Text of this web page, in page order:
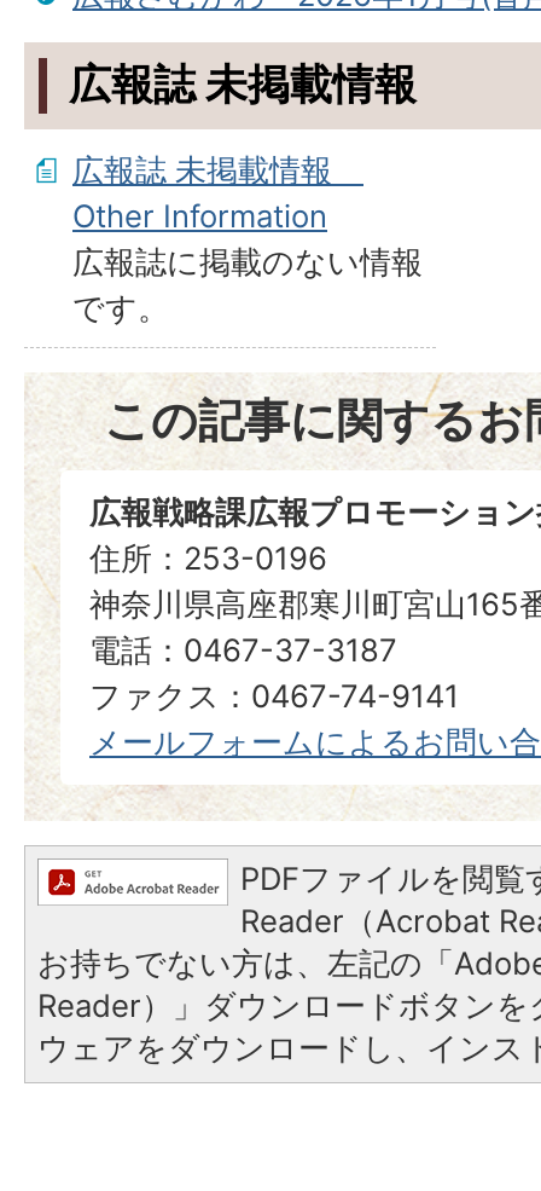
広報誌 未掲載情報
広報誌 未掲載情報
Other Information
広報誌に掲載のない情報
です。
この記事に関するお
広報戦略課広報プロモーショ
住所：253-0196
神奈川県高座郡寒川町宮山165
電話：0467-37-3187
ファクス：0467-74-9141
メールフォームによるお問い
PDFファイルを閲
Reader（Acrobat
お持ちでない方は、左記の「
Reader）」ダウンロードボタン
ウェアをダウンロードし、インス